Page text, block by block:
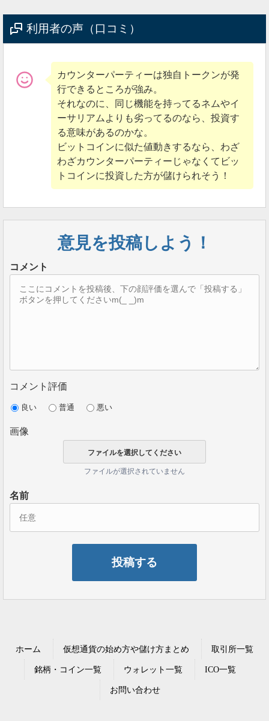
利用者の声（口コミ）
カウンターパーティーは独自トークンが発
行できるところが強み。
それなのに、同じ機能を持ってるネムやイ
ーサリアムよりも劣ってるのなら、投資す
る意味があるのかな。
ビットコインに似た値動きするなら、わざ
わざカウンターパーティーじゃなくてビッ
トコインに投資した方が儲けられそう！
意見を投稿しよう！
コメント
コメント評価
良い 普通 悪い
画像
ファイルが選択されていません
名前
ホーム 仮想通貨の始め方や儲け方まとめ 取引所一覧
銘柄・コイン一覧 ウォレット一覧 ICO一覧
お問い合わせ